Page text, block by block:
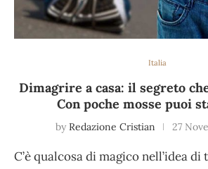
Italia
Dimagrire a casa: il segreto
Con poche mosse puoi
by Redazione Cristian 27
C’è qualcosa di magico nell’idea